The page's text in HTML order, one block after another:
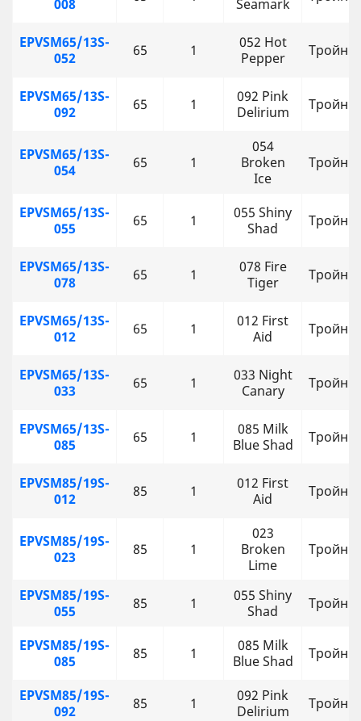
008 Seamark
EPVSM65/13S-
052
65 1
052 Hot
Pepper
EPVSM65/13S-
092
65 1
092 Pink
Delirium
EPVSM65/13S-
054
65 1
054
Broken
Ice
EPVSM65/13S-
055
65 1
055 Shiny
Shad
EPVSM65/13S-
078
65 1
078 Fire
Tiger
EPVSM65/13S-
012
65 1
012 First
Aid
EPVSM65/13S-
033
65 1
033 Night
Canary
EPVSM65/13S-
085
65 1
085 Milk
Blue Shad
EPVSM85/19S-
012
85 1
012 First
Aid
EPVSM85/19S-
023
85 1
023
Broken
Lime
EPVSM85/19S-
055
85 1
055 Shiny
Shad
EPVSM85/19S-
085
85 1
085 Milk
Blue Shad
EPVSM85/19S-
092
85 1
092 Pink
Delirium